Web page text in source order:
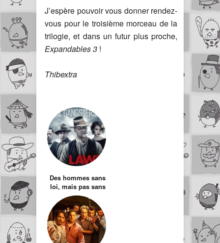
J’espère pouvoir vous donner rendez-
vous pour le troisième morceau de la
trilogie, et dans un futur plus proche,
Expandables 3 !
Thibextra
Des hommes sans
loi, mais pas sans
intérêt